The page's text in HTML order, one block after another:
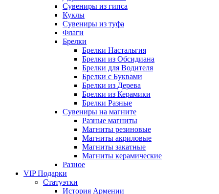
Сувениры из гипса
Куклы
Сувениры из туфа
Флаги
Брелки
Брелки Настальгия
Брелки из Обсидиана
Брелки для Водителя
Брелки с Буквами
Брелки из Дерева
Брелки из Керамики
Брелки Разные
Сувениры на магните
Разные магниты
Магниты резиновые
Магниты акриловые
Магниты закатные
Магниты керамические
Разное
VIP Подарки
Статуэтки
История Армении